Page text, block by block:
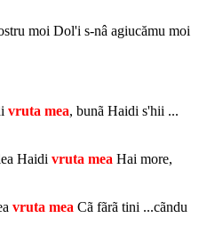
moi Dol'i s-nâ agiucămu moi
vruta mea, bunã Haidi s'hii ...
Haidi vruta mea Hai more,
vruta mea Cã fãrã tini ...cãndu